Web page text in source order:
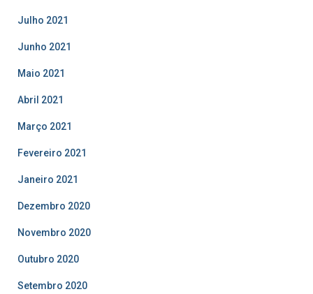
Julho 2021
Junho 2021
Maio 2021
Abril 2021
Março 2021
Fevereiro 2021
Janeiro 2021
Dezembro 2020
Novembro 2020
Outubro 2020
Setembro 2020